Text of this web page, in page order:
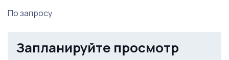
По запросу
Запланируйте просмотр